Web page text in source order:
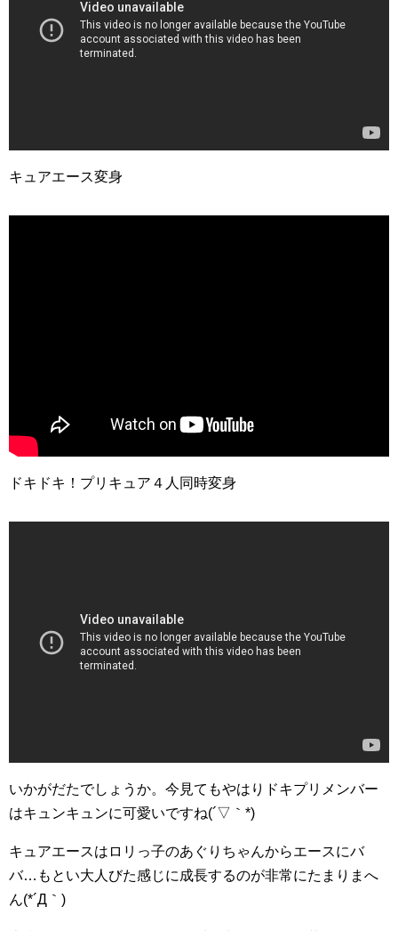
キュアエース変身
ドキドキ！プリキュア４人同時変身
いかがだたでしょうか。今見てもやはりドキプリメンバー
はキュンキュンに可愛いですね(´▽｀*)
キュアエースはロリっ子のあぐりちゃんからエースにバ
バ…もとい大人びた感じに成長するのが非常にたまりまへ
ん(*´Д｀)